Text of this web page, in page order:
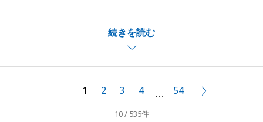
続きを読む
頂戴したお言葉を励みに、より一層精進して参りま
す。
お知り合いの方がいらっしゃいましたらいつでもお気
軽にご相談下さいませ。
1 2 3 4 … 54
10 / 535件